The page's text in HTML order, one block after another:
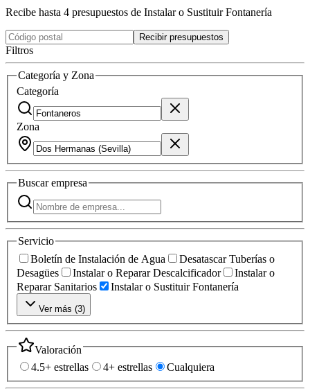
Recibe hasta 4 presupuestos de Instalar o Sustituir Fontanería
Recibir presupuestos
Filtros
Categoría y Zona
Categoría
Zona
Buscarempresa
Servicio
Boletín de Instalación de Agua
Desatascar Tuberías o
Desagües
Instalar o Reparar Descalcificador
Instalar o
Reparar Sanitarios
Instalar o Sustituir Fontanería
Ver más (3)
Valoración
4.5+ estrellas
4+ estrellas Cualquiera